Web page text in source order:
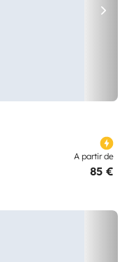
A partir de
85 €